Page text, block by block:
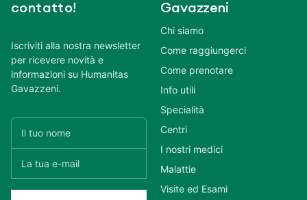
contatto!
Iscriviti alla nostra newsletter
per ricevere novità e
informazioni su Humanitas
Gavazzeni.
Gavazzeni
Chi siamo
Come raggiungerci
Come prenotare
Info utili
Specialità
Centri
I nostri medici
Malattie
Visite ed Esami